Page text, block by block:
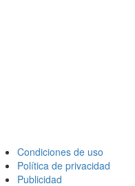
Condiciones de uso
Política de privacidad
Publicidad